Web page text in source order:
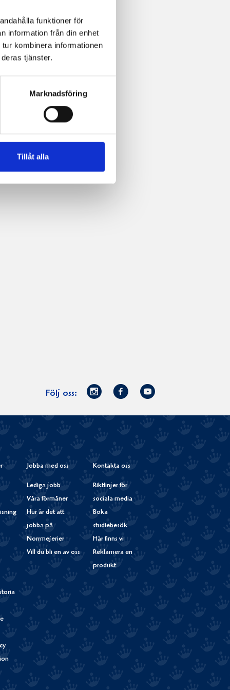
funktioner för
information från din enhet
kombinera informationen
tjänster.
Marknadsföring
Tillåt alla
Följ oss:
Norrmejerier
Instagram
Facebook
Youtube
Jobba med oss
Lediga jobb
Våra förmåner
Hur är det att
jobba på
Norrmejerier
Vill du bli en av oss
Kontakta oss
Riktlinjer för
sociala media
Boka
studiebesök
Här finns vi
Reklamera en
produkt